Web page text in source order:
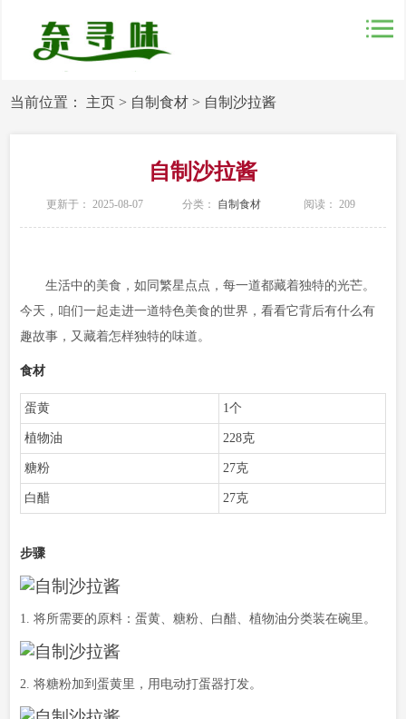
当前位置： 主页 > 自制食材 > 自制沙拉酱
自制沙拉酱
更新于： 2025-08-07 分类： 自制食材 阅读： 209
生活中的美食，如同繁星点点，每一道都藏着独特的光芒。
今天，咱们一起走进一道特色美食的世界，看看它背后有什么有
趣故事，又藏着怎样独特的味道。
食材
蛋黄 1个
植物油 228克
糖粉 27克
白醋 27克
步骤
1. 将所需要的原料：蛋黄、糖粉、白醋、植物油分类装在碗里。
2. 将糖粉加到蛋黄里，用电动打蛋器打发。